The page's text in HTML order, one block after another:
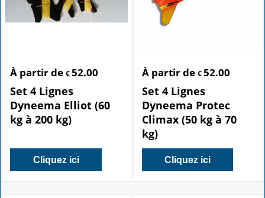
À partir de € 52.00
Set 4 Lignes
Dyneema Elliot (60
kg à 200 kg)
Cliquez ici
À partir de €52.00
Set 4 Lignes
Dyneema Protec
Climax (50 kg à 70
kg)
Cliquez ici